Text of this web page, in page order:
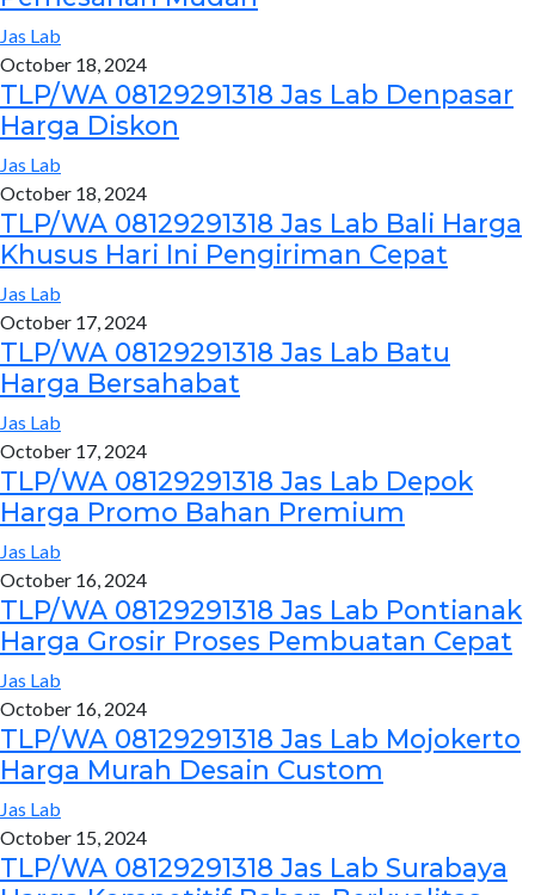
Jas Lab
October 18, 2024
TLP/WA 08129291318 Jas Lab Denpasar
Harga Diskon
Jas Lab
October 18, 2024
TLP/WA 08129291318 Jas Lab Bali Harga
Khusus Hari Ini Pengiriman Cepat
Jas Lab
October 17, 2024
TLP/WA 08129291318 Jas Lab Batu
Harga Bersahabat
Jas Lab
October 17, 2024
TLP/WA 08129291318 Jas Lab Depok
Harga Promo Bahan Premium
Jas Lab
October 16, 2024
TLP/WA 08129291318 Jas Lab Pontianak
Harga Grosir Proses Pembuatan Cepat
Jas Lab
October 16, 2024
TLP/WA 08129291318 Jas Lab Mojokerto
Harga Murah Desain Custom
Jas Lab
October 15, 2024
TLP/WA 08129291318 Jas Lab Surabaya